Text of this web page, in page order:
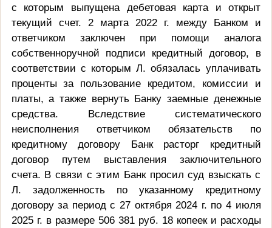
с которым выпущена дебетовая карта и открыт
текущий счет. 2 марта 2022 г. между Банком и
ответчиком заключен при помощи аналога
собственноручной подписи кредитный договор, в
соответствии с которым Л. обязалась уплачивать
проценты за пользование кредитом, комиссии и
платы, а также вернуть Банку заемные денежные
средства. Вследствие систематического
неисполнения ответчиком обязательств по
кредитному договору Банк расторг кредитный
договор путем выставления заключительного
счета. В связи с этим Банк просил суд взыскать с
Л. задолженность по указанному кредитному
договору за период с 27 октября 2024 г. по 4 июля
2025 г. в размере 506 381 руб. 18 копеек и расходы